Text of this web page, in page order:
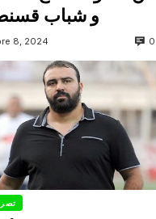
و شباب
8, 2024 0